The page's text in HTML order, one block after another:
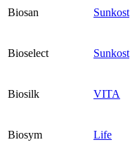
Biosan Sunkost
Bioselect Sunkost
Biosilk VITA
Biosym Life